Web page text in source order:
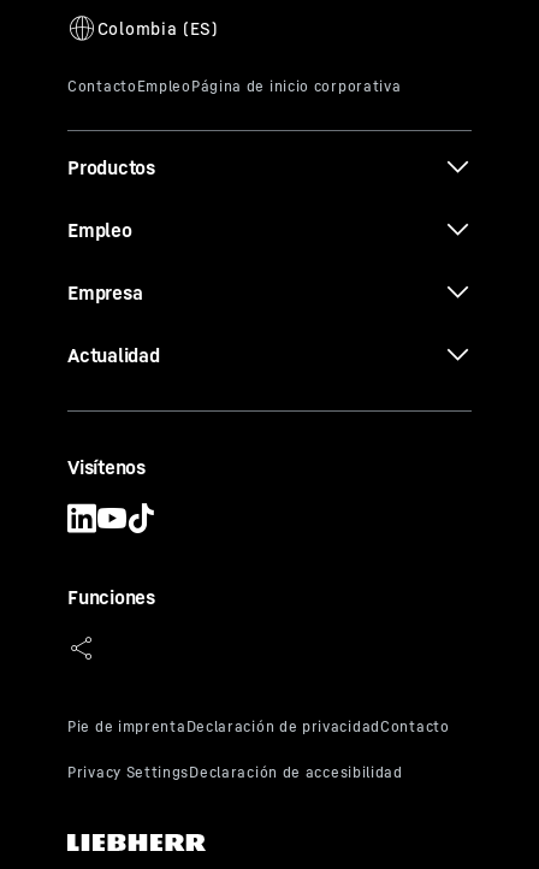
Productos
Empleo
Empresa
Actualidad
Visítenos
Funciones